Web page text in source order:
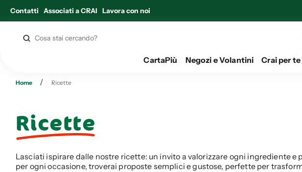
Contatti Associati a CRAI Lavora con noi
CartaPiù Negozi e Volantini Crai per te
Home / Ricette
Ricette
Lasciati ispirare dalle nostre ricette: un invito a valorizzare ogni ingrediente
per ogni occasione, troverai proposte semplici e gustose, perfette per